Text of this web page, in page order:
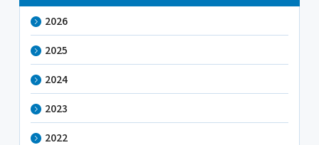
2026
2025
2024
2023
2022